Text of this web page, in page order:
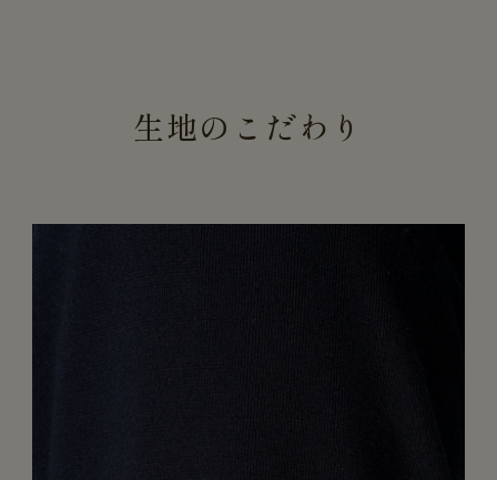
生地のこだわり